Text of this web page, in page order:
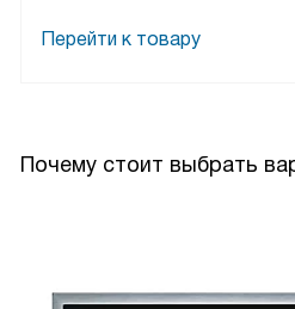
Перейти к товару
Почему стоит выбрать